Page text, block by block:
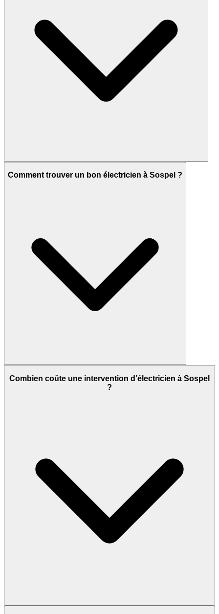
Comment trouver un bon électricien à Sospel ?
Combien coûte une intervention d’électricien à Sospel
?